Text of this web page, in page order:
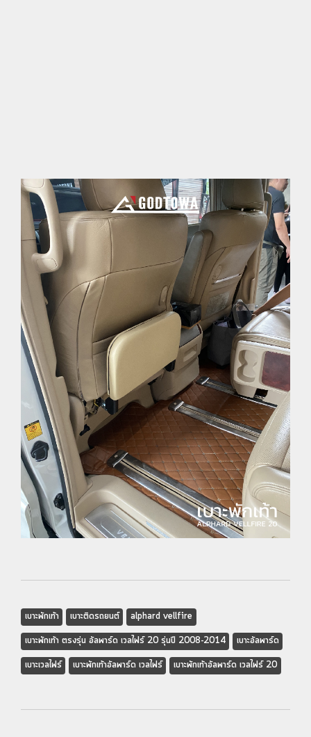
เบาะพักเท้า เบาะติดรถยนต์
alphard vellfire
เบาะพักเท้า ตรงรุ่น อัลพาร์ด เวลไฟร์ 20 รุ่นปี 2008-2014
เบาะอัลพาร์ด
เบาะเวลไฟร์
เบาะพักเท้าอัลพาร์ด เวลไฟร์ เบาะพักเท้าอัลพาร์ด เวลไฟร์ 20